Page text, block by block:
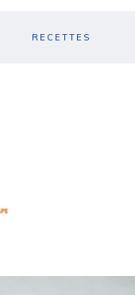
RECETTES